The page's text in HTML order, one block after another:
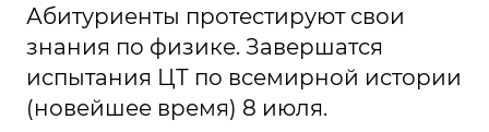
Абитуриенты протестируют свои
знания по физике. Завершатся
испытания ЦТ по всемирной истории
(новейшее время) 8 июля.